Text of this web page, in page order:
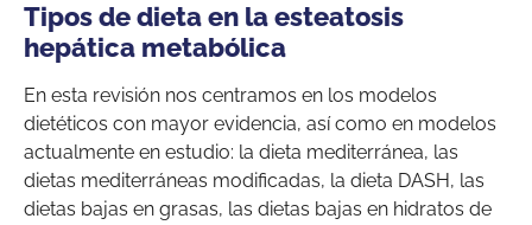
Tipos de dieta en la esteatosis
hepática metabólica
En esta revisión nos centramos en los modelos
dietéticos con mayor evidencia, así como en modelos
actualmente en estudio: la dieta mediterránea, las
dietas mediterráneas modificadas, la dieta DASH, las
dietas bajas en grasas, las dietas bajas en hidratos de